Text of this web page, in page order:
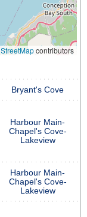
contributors
Bryant's Cove
Harbour Main-
Chapel's Cove-
Lakeview
Harbour Main-
Chapel's Cove-
Lakeview